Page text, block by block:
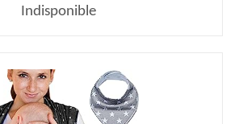
Indisponible